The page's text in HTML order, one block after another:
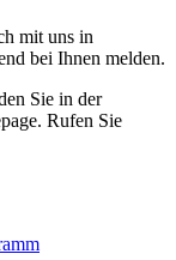
mit uns in
bei Ihnen melden.
Sie in der
Rufen Sie